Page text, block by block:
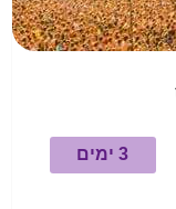
3 ימים